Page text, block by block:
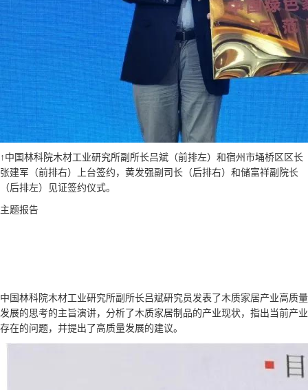
↑中国林科院木材工业研究所副所长吕斌（前排左）和宿州市埇桥区区长
张建军（前排右）上台签约，黄发强副司长（后排右）和储富祥副院长
（后排左）见证签约仪式。
主题报告
中国林科院木材工业研究所副所长吕斌研究员发表了木质家居产业高质量
发展的思考的主旨演讲，分析了木质家居制品的产业现状，指出当前产业
存在的问题，并提出了高质量发展的建议。